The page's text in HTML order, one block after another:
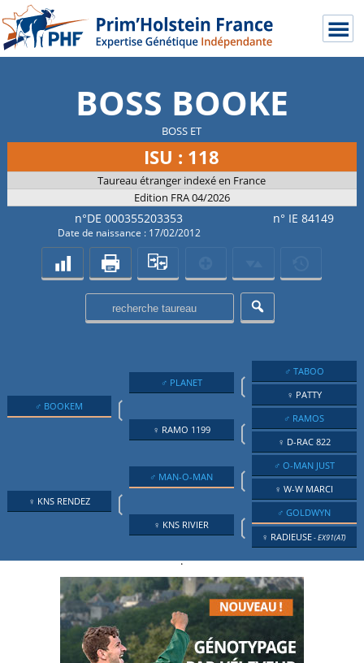
BOSS BOOKE
BOSS ET
ISU : 118
Taureau étranger indexé en France
Edition FRA 04/2026
n°DE 000355203353 n° IE 84149
Date de naissance : 17/02/2012
♂ BOOKEM ❲
♂ PLANET ❲
♂ TABOO
♀ PATTY
♀ RAMO 1199 ❲
♂ RAMOS
♀ D-RAC 822
♀ KNS RENDEZ ❲
♂ MAN-O-MAN ❲
♂ O-MAN JUST
♀ W-W MARCI
♀ KNS RIVIER ❲
♂ GOLDWYN
♀ RADIEUSE- EX91(AT)
.